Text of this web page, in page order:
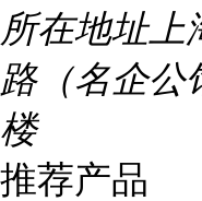
所在地址上
路（名企公
楼
推荐产品